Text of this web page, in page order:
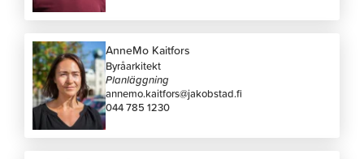
AnneMo Kaitfors
Byråarkitekt
Planläggning
annemo.kaitfors@jakobstad.fi
044 785 1230